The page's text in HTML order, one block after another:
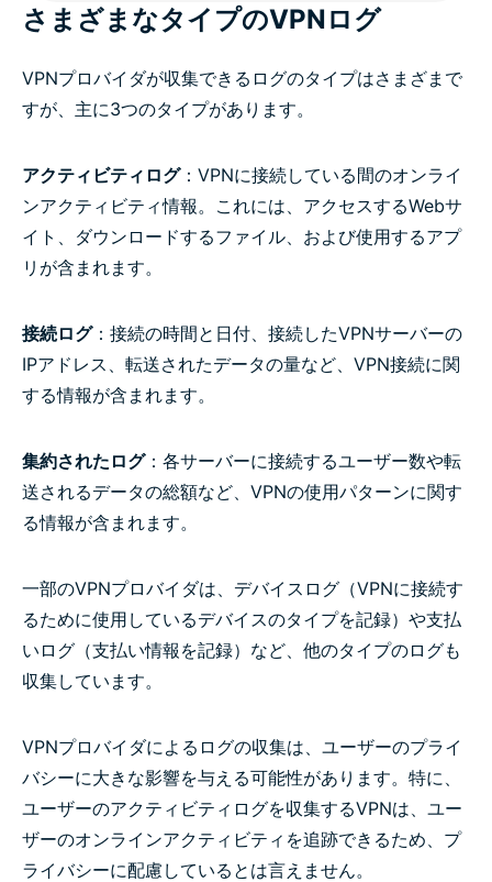
さまざまなタイプのVPNログ
VPNプロバイダが収集できるログのタイプはさまざまで
すが、主に3つのタイプがあります。
アクティビティログ：VPNに接続している間のオンライ
ンアクティビティ情報。これには、アクセスするWebサ
イト、ダウンロードするファイル、および使用するアプ
リが含まれます。
接続ログ：接続の時間と日付、接続したVPNサーバーの
IPアドレス、転送されたデータの量など、VPN接続に関
する情報が含まれます。
集約されたログ：各サーバーに接続するユーザー数や転
送されるデータの総額など、VPNの使用パターンに関す
る情報が含まれます。
一部のVPNプロバイダは、デバイスログ（VPNに接続す
るために使用しているデバイスのタイプを記録）や支払
いログ（支払い情報を記録）など、他のタイプのログも
収集しています。
VPNプロバイダによるログの収集は、ユーザーのプライ
バシーに大きな影響を与える可能性があります。特に、
ユーザーのアクティビティログを収集するVPNは、ユー
ザーのオンラインアクティビティを追跡できるため、プ
ライバシーに配慮しているとは言えません。